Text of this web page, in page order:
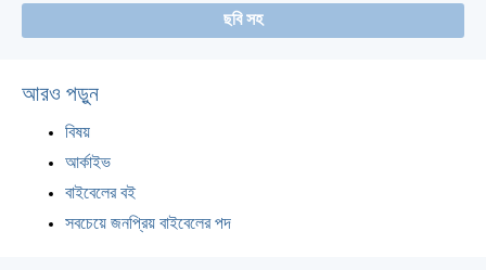
ছবি সহ
আরও পড়ুন
বিষয়
আর্কাইভ
বাইবেলের বই
সবচেয়ে জনপ্রিয় বাইবেলের পদ